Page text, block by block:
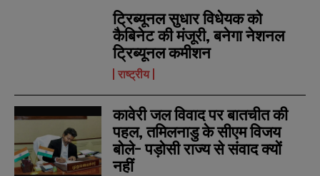
ट्रिब्यूनल सुधार विधेयक को
कैबिनेट की मंजूरी, बनेगा नेशनल
ट्रिब्यूनल कमीशन
राष्ट्रीय
कावेरी जल विवाद पर बातचीत की
पहल, तमिलनाडु के सीएम विजय
बोले- पड़ोसी राज्य से संवाद क्यों
नहीं